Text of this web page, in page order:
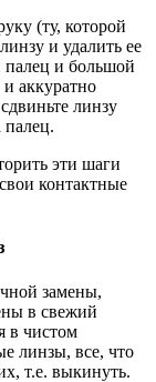
(ту, которой
и удалить ее
палец и большой
аккуратно
линзу
палец.
эти шаги
контактные
замены,
в свежий
в чистом
линзы, все, что
т.е. выкинуть.